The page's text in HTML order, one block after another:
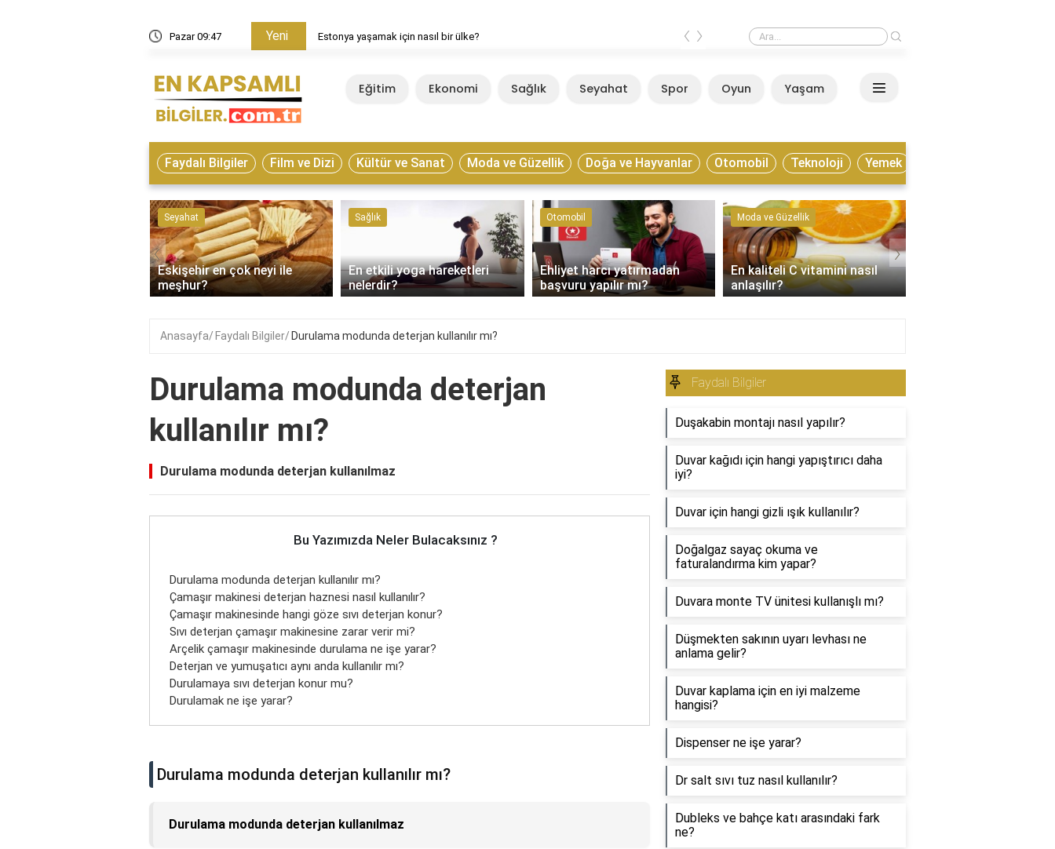
Pazar 09:47 Yeni Estonya yaşamak için nasıl bir ülke? Estonya yaşamak için nasıl bir ülke?
‹ ›
Eğitim Ekonomi Sağlık Seyahat Spor Oyun Yaşam
Faydalı Bilgiler Film ve Dizi Kültür ve Sanat Moda ve Güzellik Doğa ve Hayvanlar Otomobil Teknoloji Yemek
Seyahat
Eskişehir en çok neyi ile
meşhur?
Sağlık
En etkili yoga hareketleri
nelerdir?
Otomobil
Ehliyet harcı yatırmadan
başvuru yapılır mı?
Moda ve Güzellik
En kaliteli C vitamini nasıl
anlaşılır?
‹ ›
Anasayfa Faydalı Bilgiler Durulama modunda deterjan kullanılır mı?
Durulama modunda deterjan
kullanılır mı?
Durulama modunda deterjan kullanılmaz
Bu Yazımızda Neler Bulacaksınız ?
Durulama modunda deterjan kullanılır mı?
Çamaşır makinesi deterjan haznesi nasıl kullanılır?
Çamaşır makinesinde hangi göze sıvı deterjan konur?
Sıvı deterjan çamaşır makinesine zarar verir mi?
Arçelik çamaşır makinesinde durulama ne işe yarar?
Deterjan ve yumuşatıcı aynı anda kullanılır mı?
Durulamaya sıvı deterjan konur mu?
Durulamak ne işe yarar?
Durulama modunda deterjan kullanılır mı?
Durulama modunda deterjan kullanılmaz
Faydalı Bilgiler
Duşakabin montajı nasıl yapılır?
Duvar kağıdı için hangi yapıştırıcı daha
iyi?
Duvar için hangi gizli ışık kullanılır?
Doğalgaz sayaç okuma ve
faturalandırma kim yapar?
Duvara monte TV ünitesi kullanışlı mı?
Düşmekten sakının uyarı levhası ne
anlama gelir?
Duvar kaplama için en iyi malzeme
hangisi?
Dispenser ne işe yarar?
Dr salt sıvı tuz nasıl kullanılır?
Dubleks ve bahçe katı arasındaki fark
ne?